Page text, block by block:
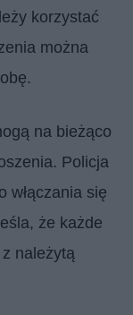
korzystać
można
na bieżąco
Policja
włączania się
że każde
należytą